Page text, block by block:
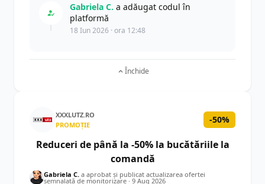
Gabriela C. a adăugat codul în
platformă
18 Iun 2026 · ora 12:48
Închide
XXXLUTZ.RO
PROMOȚIE
-50%
Reduceri de până la -50% la bucătăriile la
comandă
Gabriela C. a aprobat și publicat actualizarea ofertei
semnalată de monitorizare · 9 Aug 2026